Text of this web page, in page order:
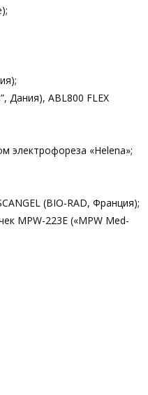
Дания), ABL800 FLEX
электрофореза «Helena»;
(BIO-RAD, Франция);
MPW-223E («MPW Med-